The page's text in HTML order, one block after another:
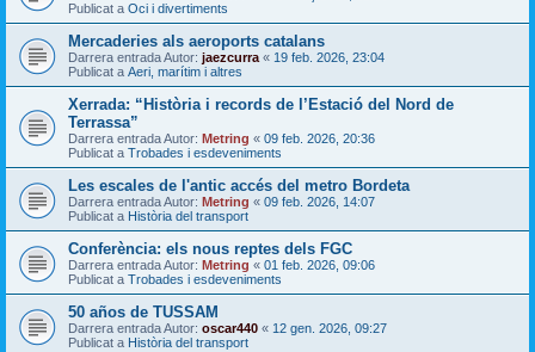
Publicat a Oci i divertiments
Mercaderies als aeroports catalans
Darrera entrada Autor: jaezcurra « 19 feb. 2026, 23:04
Publicat a Aeri, marítim i altres
Xerrada: “Història i records de l’Estació del Nord de
Terrassa”
Darrera entrada Autor: Metring « 09 feb. 2026, 20:36
Publicat a Trobades i esdeveniments
Les escales de l'antic accés del metro Bordeta
Darrera entrada Autor: Metring « 09 feb. 2026, 14:07
Publicat a Història del transport
Conferència: els nous reptes dels FGC
Darrera entrada Autor: Metring « 01 feb. 2026, 09:06
Publicat a Trobades i esdeveniments
50 años de TUSSAM
Darrera entrada Autor: oscar440 « 12 gen. 2026, 09:27
Publicat a Història del transport